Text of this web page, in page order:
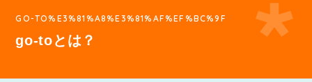
GO-TO%E3%81%A8%E3%81%AF%EF%BC%9F
go-toとは？